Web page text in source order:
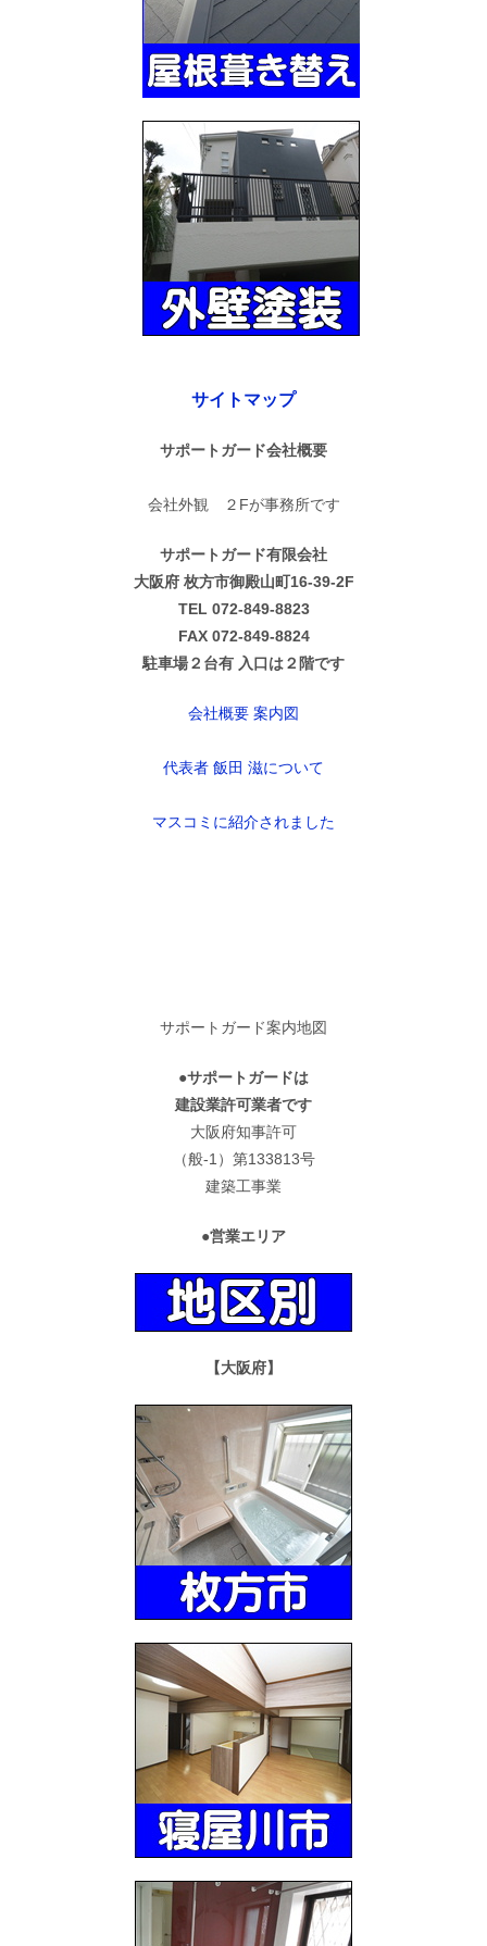
サイトマップ
サポートガード会社概要
会社外観 ２Fが事務所です
サポートガード有限会社
大阪府 枚方市御殿山町16-39-2F
TEL 072-849-8823
FAX 072-849-8824
駐車場２台有 入口は２階です
会社概要 案内図
代表者 飯田 滋について
マスコミに紹介されました
サポートガード案内地図
●サポートガードは
建設業許可業者です
大阪府知事許可
（般-1）第133813号
建築工事業
●営業エリア
【大阪府】